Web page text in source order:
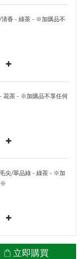
香 - 綠茶 - ※加購品不
花茶 - ※加購品不享任何
尖/翠品綠 - 綠茶 - ※加
※
立即購買